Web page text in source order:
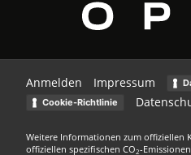
Anmelden Impressum
Cookie-Richtlinie
Weitere Informationen zum offiziellen
offiziellen spezifischen CO2-